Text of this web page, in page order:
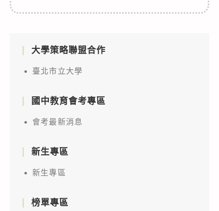
大學策略聯盟合作
臺北市立大學
國中教育會考專區
會考最新消息
新生專區
新生專區
榜單專區